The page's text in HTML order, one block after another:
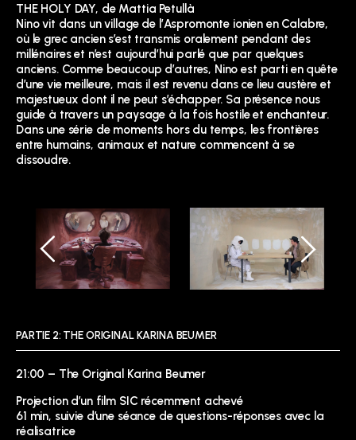
THE HOLY DAY, de Mattia Petullà
Nino vit dans un village de l’Aspromonte ionien en Calabre,
où le grec ancien s’est transmis oralement pendant des
millénaires et n’est aujourd’hui parlé que par quelques
anciens. Comme beaucoup d’autres, Nino est parti en quête
d’une vie meilleure, mais il est revenu dans ce lieu austère et
majestueux dont il ne peut s’échapper. Sa présence nous
guide à travers un paysage à la fois hostile et enchanteur.
Dans une série de moments hors du temps, les frontières
entre humains, animaux et nature commencent à se
dissoudre.
PARTIE 2: THE ORIGINAL KARINA BEUMER
21:00 – The Original Karina Beumer
Projection d’un film SIC récemment achevé
61 min, suivie d’une séance de questions-réponses avec la
réalisatrice